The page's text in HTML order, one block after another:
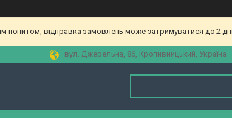
попитом, відправка замовлень може затримуватися до 2
вул. Джерельна, 86, Кропивницький, Україна